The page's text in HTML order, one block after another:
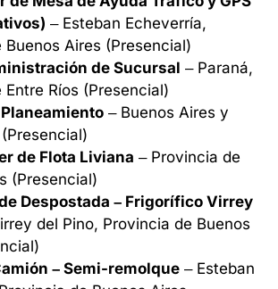
– Esteban Echeverría,
Buenos Aires (Presencial)
de Sucursal – Paraná,
Entre Ríos (Presencial)
– Buenos Aires y
de Flota Liviana – Provincia de
(Presencial)
Despostada – Frigorífico Virrey
del Pino, Provincia de Buenos
– Semi-remolque – Esteban